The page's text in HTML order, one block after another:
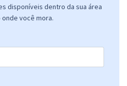
disponíveis dentro da sua área
você mora.